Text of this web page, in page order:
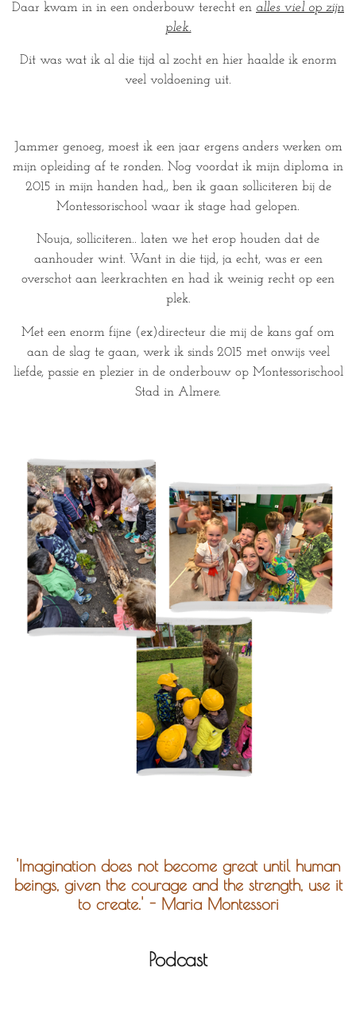
Daar kwam in in een onderbouw terecht en alles viel op zijn
plek.
Dit was wat ik al die tijd al zocht en hier haalde ik enorm
veel voldoening uit.
Jammer genoeg, moest ik een jaar ergens anders werken om
mijn opleiding af te ronden. Nog voordat ik mijn diploma in
2015 in mijn handen had,, ben ik gaan solliciteren bij de
Montessorischool waar ik stage had gelopen.
Nouja, solliciteren.. laten we het erop houden dat de
aanhouder wint. Want in die tijd, ja echt, was er een
overschot aan leerkrachten en had ik weinig recht op een
plek.
Met een enorm fijne (ex)directeur die mij de kans gaf om
aan de slag te gaan, werk ik sinds 2015 met onwijs veel
liefde, passie en plezier in de onderbouw op Montessorischool
Stad in Almere.
'Imagination does not become great until human
beings, given the courage and the strength, use it
to create.' - Maria Montessori
Podcast